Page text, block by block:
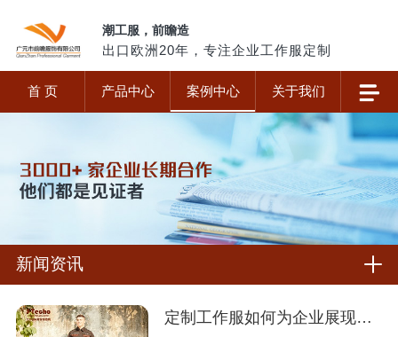
潮工服，前瞻造
出口欧洲20年，专注企业工作服定制
首 页 产品中心 案例中心 关于我们
新闻资讯
定制工作服如何为企业展现价值?